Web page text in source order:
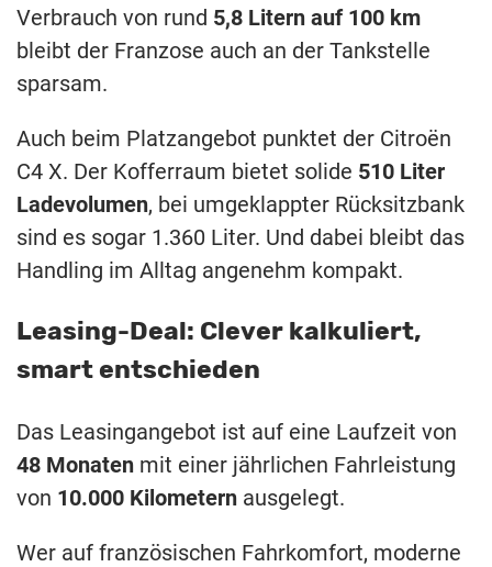
Verbrauch von rund 5,8 Litern auf 100 km
bleibt der Franzose auch an der Tankstelle
sparsam.
Auch beim Platzangebot punktet der Citroën
C4 X. Der Kofferraum bietet solide 510 Liter
Ladevolumen, bei umgeklappter Rücksitzbank
sind es sogar 1.360 Liter. Und dabei bleibt das
Handling im Alltag angenehm kompakt.
Leasing-Deal: Clever kalkuliert,
smart entschieden
Das Leasingangebot ist auf eine Laufzeit von
48 Monaten mit einer jährlichen Fahrleistung
von 10.000 Kilometern ausgelegt.
Wer auf französischen Fahrkomfort, moderne